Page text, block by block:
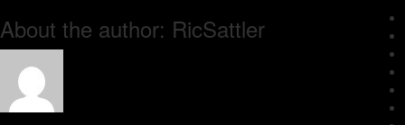
About the author: RicSattler